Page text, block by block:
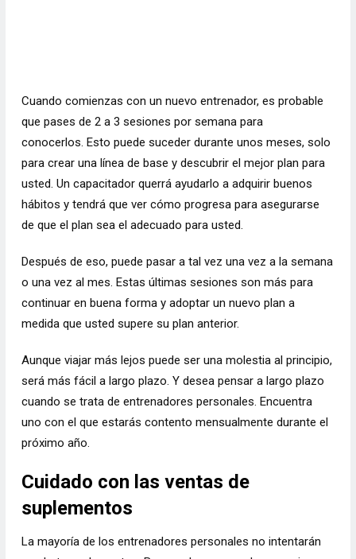
Cuando comienzas con un nuevo entrenador, es probable
que pases de 2 a 3 sesiones por semana para
conocerlos. Esto puede suceder durante unos meses, solo
para crear una línea de base y descubrir el mejor plan para
usted. Un capacitador querrá ayudarlo a adquirir buenos
hábitos y tendrá que ver cómo progresa para asegurarse
de que el plan sea el adecuado para usted.
Después de eso, puede pasar a tal vez una vez a la semana
o una vez al mes. Estas últimas sesiones son más para
continuar en buena forma y adoptar un nuevo plan a
medida que usted supere su plan anterior.
Aunque viajar más lejos puede ser una molestia al principio,
será más fácil a largo plazo. Y desea pensar a largo plazo
cuando se trata de entrenadores personales. Encuentra
uno con el que estarás contento mensualmente durante el
próximo año.
Cuidado con las ventas de
suplementos
La mayoría de los entrenadores personales no intentarán